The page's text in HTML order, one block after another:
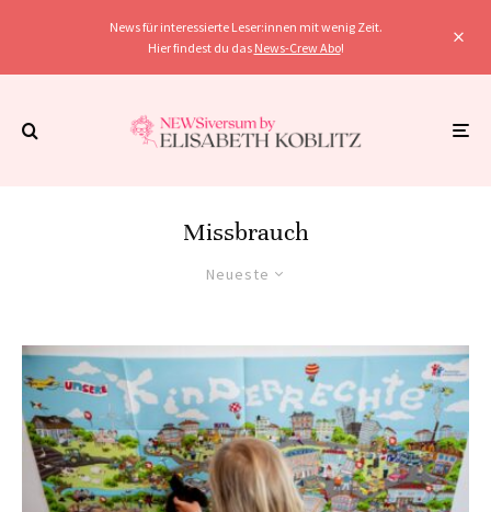
News für interessierte Leser:innen mit wenig Zeit.
Hier findest du das News-Crew Abo!
Missbrauch
Neueste